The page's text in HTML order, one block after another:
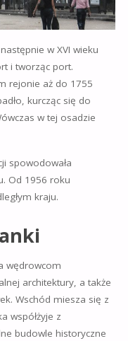
w XVI wieku
i tworząc port.
rejonie aż do 1755
kurcząc się do
w tej osadzie
spowodowała
Od 1956 roku
kraju.
wędrowcom
architektury, a także
Wschód miesza się z
współżyje z
budowle historyczne